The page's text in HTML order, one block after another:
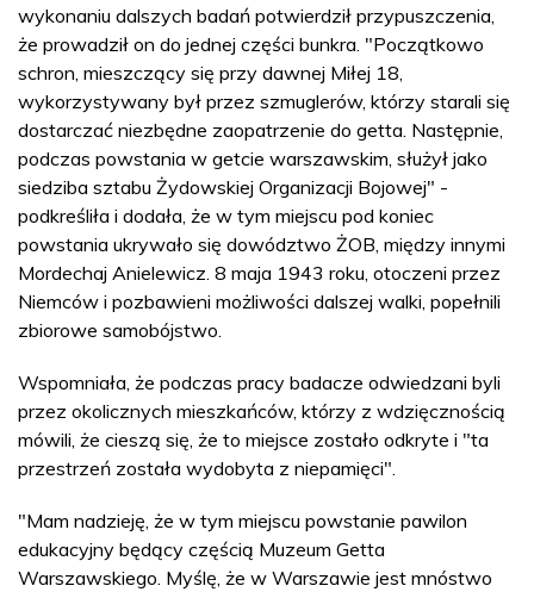
wykonaniu dalszych badań potwierdził przypuszczenia,
że prowadził on do jednej części bunkra. "Początkowo
schron, mieszczący się przy dawnej Miłej 18,
wykorzystywany był przez szmuglerów, którzy starali się
dostarczać niezbędne zaopatrzenie do getta. Następnie,
podczas powstania w getcie warszawskim, służył jako
siedziba sztabu Żydowskiej Organizacji Bojowej" -
podkreśliła i dodała, że w tym miejscu pod koniec
powstania ukrywało się dowództwo ŻOB, między innymi
Mordechaj Anielewicz. 8 maja 1943 roku, otoczeni przez
Niemców i pozbawieni możliwości dalszej walki, popełnili
zbiorowe samobójstwo.
Wspomniała, że podczas pracy badacze odwiedzani byli
przez okolicznych mieszkańców, którzy z wdzięcznością
mówili, że cieszą się, że to miejsce zostało odkryte i "ta
przestrzeń została wydobyta z niepamięci".
"Mam nadzieję, że w tym miejscu powstanie pawilon
edukacyjny będący częścią Muzeum Getta
Warszawskiego. Myślę, że w Warszawie jest mnóstwo